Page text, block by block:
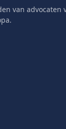
van advocaten